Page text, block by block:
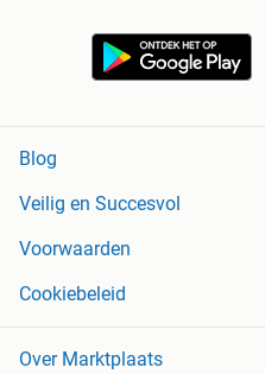
Blog
Veilig en Succesvol
Voorwaarden
Cookiebeleid
Over Marktplaats